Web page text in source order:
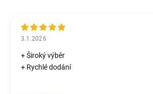
3.1.2026
+ Široký výběr
+ Rychlé dodání